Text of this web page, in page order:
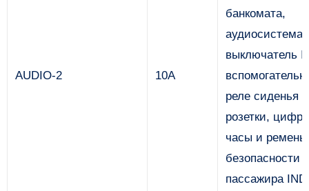
AUDIO-2 10А
банкомата,
аудиосистема,
выключатель
реле сиденья /
розетки,
часы и ремень
безопасности
пассажира